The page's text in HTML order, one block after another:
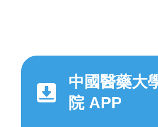
中國醫藥大
院 APP